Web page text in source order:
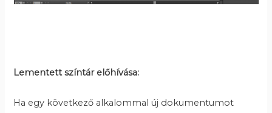
Lementett színtár előhívása:
Ha egy következő alkalommal új dokumentumot